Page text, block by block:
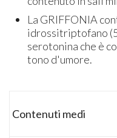
La GRIFFONIA
idrossitriptofano
serotonina che è
tono d'umore.
Contenuti medi